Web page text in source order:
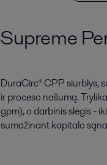
Supreme
DuraCirc® CPP siurblys,
ir proceso našumą.
gpm), o darbinis slėgis -
sumažinant kapitalo